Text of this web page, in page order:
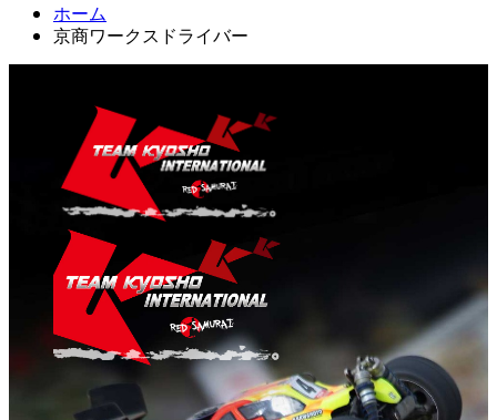
ホーム
京商ワークスドライバー